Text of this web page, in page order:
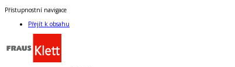
Přístupnostní navigace
Přejít k obsahu